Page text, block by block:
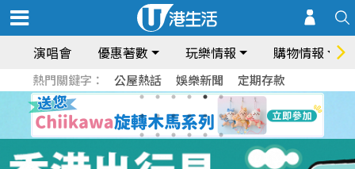
演唱會 優惠著數 玩樂情報 購物情報
熱門關鍵字： 公屋熱話 娛樂新聞 定期存款